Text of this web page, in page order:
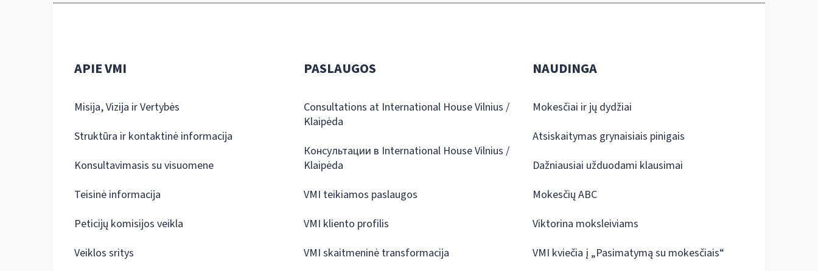
APIE VMI
Misija, Vizija ir Vertybės
Struktūra ir kontaktinė informacija
Konsultavimasis su visuomene
Teisinė informacija
Peticijų komisijos veikla
Veiklos sritys
PASLAUGOS
Consultations at International House Vilnius /
Klaipėda
Консультации в International House Vilnius /
Klaipėda
VMI teikiamos paslaugos
VMI kliento profilis
VMI skaitmeninė transformacija
NAUDINGA
Mokesčiai ir jų dydžiai
Atsiskaitymas grynaisiais pinigais
Dažniausiai užduodami klausimai
Mokesčių ABC
Viktorina moksleiviams
VMI kviečia į „Pasimatymą su mokesčiais“